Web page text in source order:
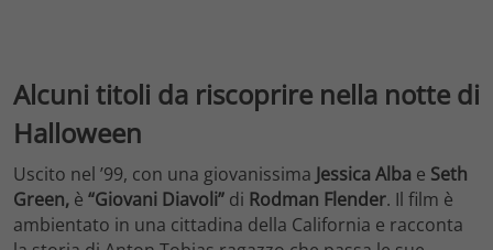
Alcuni titoli da riscoprire nella notte di
Halloween
Uscito nel ’99, con una giovanissima Jessica Alba e Seth
Green, è “Giovani Diavoli” di Rodman Flender. Il film è
ambientato in una cittadina della California e racconta